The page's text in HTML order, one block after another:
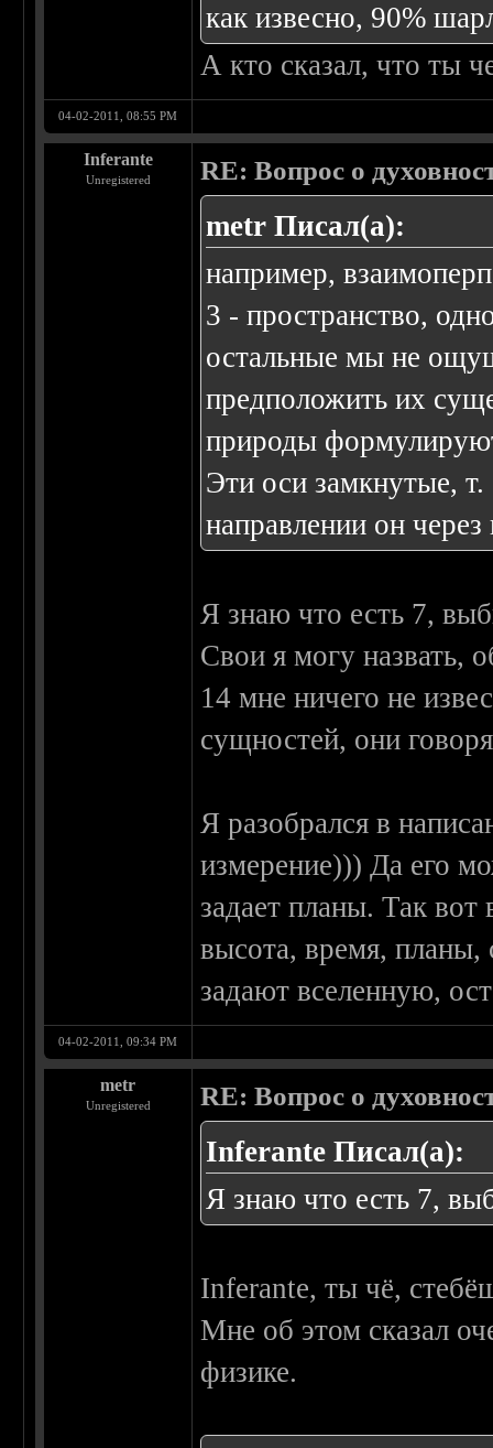
как извесно, 90%
А кто сказал, что ты
04-02-2011, 08:55 PM
Inferante
Unregistered RE: Вопрос о
metr Писал(а):
например,
3 - пространство,
остальные мы не
предположить их
природы
Эти оси замкнутые,
направлении он
Я знаю что есть 7,
Свои я могу назвать,
14 мне ничего не
сущностей, они
Я разобрался в
измерение))) Да его
задает планы. Так
высота, время,
задают вселенную,
04-02-2011, 09:34 PM
metr
Unregistered RE: Вопрос о
Inferante Писал(а):
Я знаю что есть 7,
Inferante, ты чё,
Мне об этом сказал
физике.